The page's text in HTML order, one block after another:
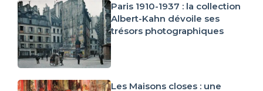
Paris 1910-1937 : la collection
Albert-Kahn dévoile ses
trésors photographiques
Les Maisons closes : une